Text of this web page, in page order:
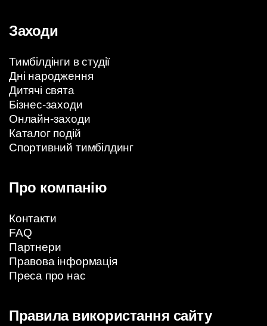
Заходи
Тимбілдінги в студії
Дні народження
Дитячі свята
Бізнес-заходи
Онлайн-заходи
Каталог подій
Спортивний тимбілдинг
Про компанію
Контакти
FAQ
Партнери
Правова інформація
Преса про нас
Правила використання сайту